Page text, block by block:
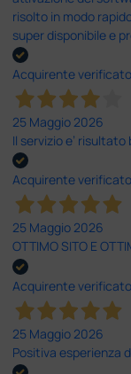
risolto in modo
super disponibile e
Acquirente verificato
25 Maggio 2026
Il servizio e’
Acquirente verificato
25 Maggio 2026
OTTIMO SITO E
Acquirente verificato
25 Maggio 2026
Positiva esperienza